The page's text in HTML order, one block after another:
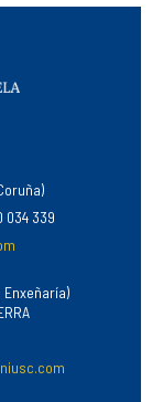
034 339